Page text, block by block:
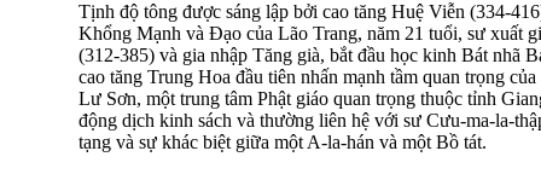
Tịnh độ tông được sáng lập bởi cao tăng Huệ Viễn (334-
Khổng Mạnh và Ðạo của Lão Trang, năm 21 tuổi, sư xuất
(312-385) và gia nhập Tăng già, bắt đầu học kinh Bát nhã
cao tăng Trung Hoa đầu tiên nhấn mạnh tầm quan trọng
Lư Sơn, một trung tâm Phật giáo quan trọng thuộc tỉnh
động dịch kinh sách và thường liên hệ với sư Cưu-ma-la-
tạng và sự khác biệt giữa một A-la-hán và một Bồ tát.